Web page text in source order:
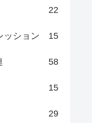
22
ッション 15
58
15
29